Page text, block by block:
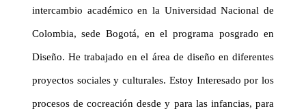
intercambio académico en la Universidad Nacional de
Colombia, sede Bogotá, en el programa posgrado en
Diseño. He trabajado en el área de diseño en diferentes
proyectos sociales y culturales. Estoy Interesado por los
procesos decocreación desde y para las infancias, para